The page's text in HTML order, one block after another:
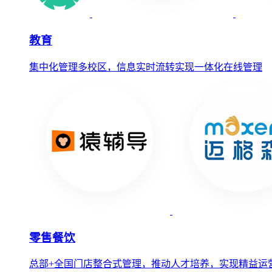
教育
集中化管理多校区，信息实时流转实现一体化在线管理
零售餐饮
总部+全国门店整合式管理，推动人才培养，实现精益运